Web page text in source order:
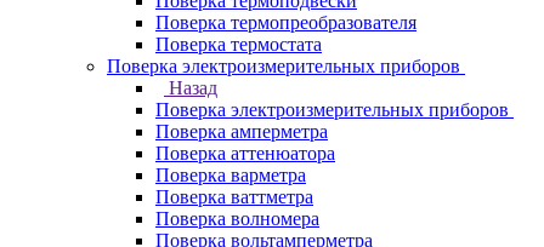
Поверка термопреобразователя
Поверка термостата
Поверка электроизмерительных приборов
Назад
Поверка электроизмерительных приборов
Поверка амперметра
Поверка аттенюатора
Поверка варметра
Поверка ваттметра
Поверка волномера
Поверка вольтамперметра